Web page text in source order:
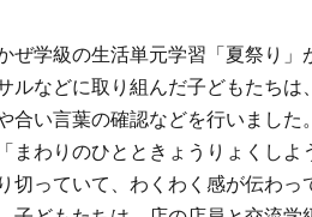
ぜ学級の生活単元学習「夏祭り
ルなどに取り組んだ子どもたち
合い言葉の確認などを行いまし
まわりのひとときょうりょくし
切っていて、わくわく感が伝わっ